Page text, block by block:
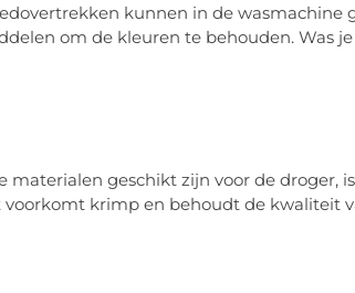
kunnen in de
om de kleuren te behouden. Was
materialen geschikt zijn voor de droger,
voorkomt krimp en behoudt de kwaliteit